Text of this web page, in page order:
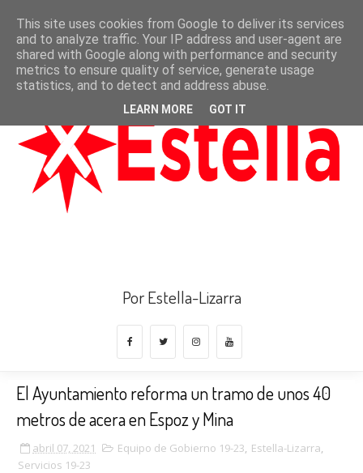
Por Estella-Lizarra
El Ayuntamiento reforma un tramo de unos 40
metros de acera en Espoz y Mina
abril 07, 2021 Equipo de Gobierno 19-23, Estella-Lizarra,
Servicios 19-23
This site uses cookies from Google to deliver its services
and to analyze traffic. Your IP address and user-agent are
shared with Google along with performance and security
metrics to ensure quality of service, generate usage
statistics, and to detect and address abuse.
LEARN MORE GOT IT